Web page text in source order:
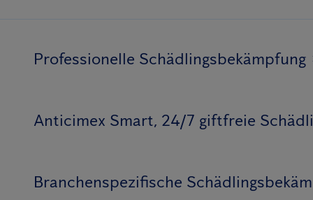
Professionelle Schädlingsbekämpfung
Anticimex Smart, 24/7 giftfreie
Branchenspezifische